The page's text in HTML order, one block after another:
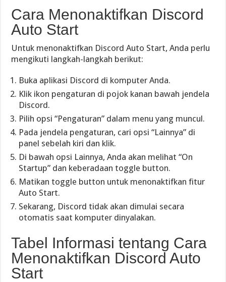
Cara Menonaktifkan Discord
Auto Start
Untuk menonaktifkan Discord Auto Start, Anda perlu
mengikuti langkah-langkah berikut:
Buka aplikasi Discord di komputer Anda.
Klik ikon pengaturan di pojok kanan bawah jendela
Discord.
Pilih opsi “Pengaturan” dalam menu yang muncul.
Pada jendela pengaturan, cari opsi “Lainnya” di
panel sebelah kiri dan klik.
Di bawah opsi Lainnya, Anda akan melihat “On
Startup” dan keberadaan toggle button.
Matikan toggle button untuk menonaktifkan fitur
Auto Start.
Sekarang, Discord tidak akan dimulai secara
otomatis saat komputer dinyalakan.
Tabel Informasi tentang Cara
Menonaktifkan Discord Auto
Start